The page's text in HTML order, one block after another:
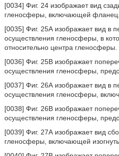
[0034] Фиг. 24 изображает вид
гленосферы, включающей фланец.
[0035] Фиг. 25А изображает вид в
осуществления гленосферы, в
относительно центра гленосферы.
[0036] Фиг. 25В изображает
осуществления гленосферы,
[0037] Фиг. 26А изображает вид в
осуществления гленосферы,
[0038] Фиг. 26В изображает
осуществления гленосферы,
[0039] Фиг. 27А изображает вид
гленосферы, включающей